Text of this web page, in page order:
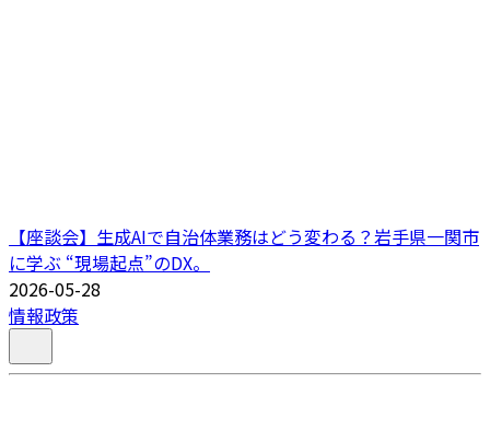
【座談会】生成AIで自治体業務はどう変わる？岩手県一関市
に学ぶ “現場起点”のDX。
2026-05-28
情報政策